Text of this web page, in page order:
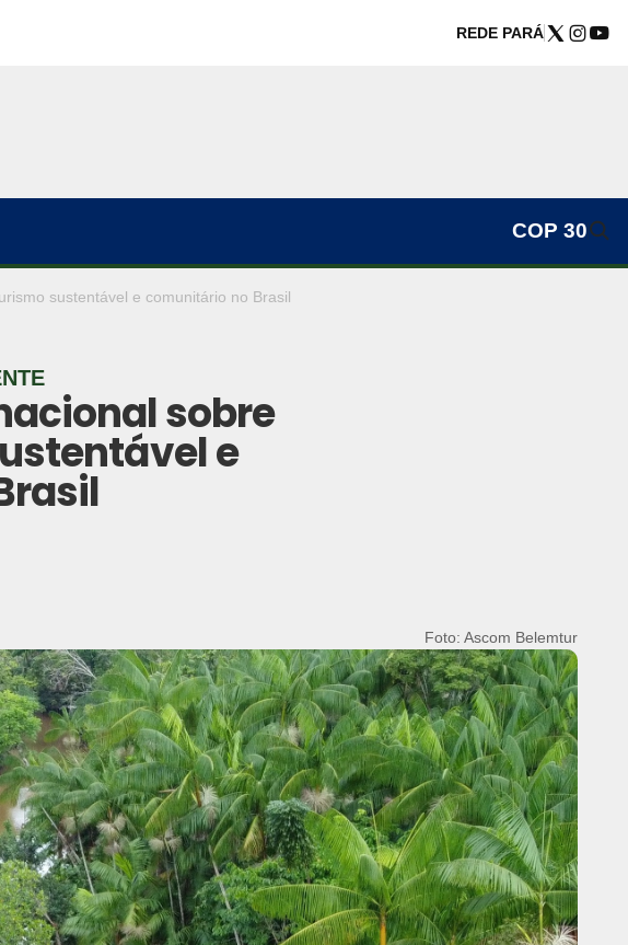
REDE PARÁ
COP 30
sustentável e comunitário no Brasil
sobre
e
Foto: Ascom Belemtur